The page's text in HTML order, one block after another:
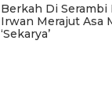
Berkah Di Serambi
Irwan Merajut Asa
‘Sekarya’